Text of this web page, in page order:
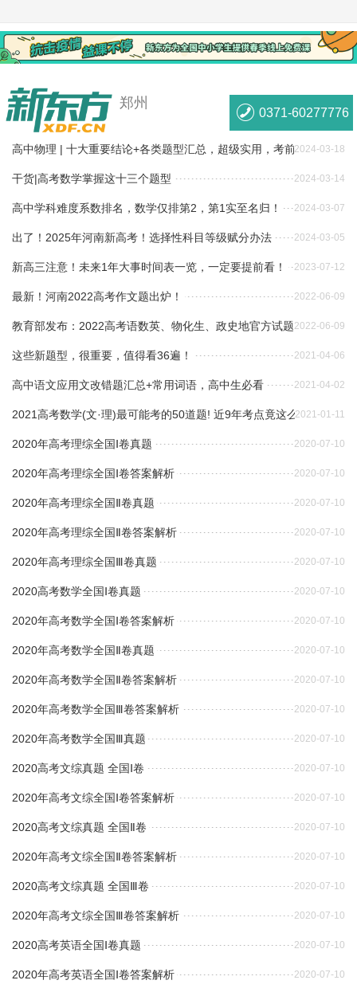
郑州
0371-60277776
高中物理 | 十大重要结论+各类题型汇总，超级实用，考前必看，收
藏！
2024-03-18
干货|高考数学掌握这十三个题型 2024-03-14
高中学科难度系数排名，数学仅排第2，第1实至名归！ 2024-03-07
出了！2025年河南新高考！选择性科目等级赋分办法 2024-03-05
新高三注意！未来1年大事时间表一览，一定要提前看！ 2023-07-12
最新！河南2022高考作文题出炉！ 2022-06-09
教育部发布：2022高考语数英、物化生、政史地官方试题评析！
2022-06-09
这些新题型，很重要，值得看36遍！ 2021-04-06
高中语文应用文改错题汇总+常用词语，高中生必看 2021-04-02
2021高考数学(文·理)最可能考的50道题! 近9年考点竟这么有规律...
2021-01-11
2020年高考理综全国Ⅰ卷真题 2020-07-10
2020年高考理综全国Ⅰ卷答案解析 2020-07-10
2020年高考理综全国Ⅱ卷真题 2020-07-10
2020年高考理综全国Ⅱ卷答案解析 2020-07-10
2020年高考理综全国Ⅲ卷真题 2020-07-10
2020高考数学全国Ⅰ卷真题 2020-07-10
2020年高考数学全国Ⅰ卷答案解析 2020-07-10
2020年高考数学全国Ⅱ卷真题 2020-07-10
2020年高考数学全国Ⅱ卷答案解析 2020-07-10
2020年高考数学全国Ⅲ卷答案解析 2020-07-10
2020年高考数学全国Ⅲ真题 2020-07-10
2020高考文综真题 全国Ⅰ卷 2020-07-10
2020年高考文综全国Ⅰ卷答案解析 2020-07-10
2020高考文综真题 全国Ⅱ卷 2020-07-10
2020年高考文综全国Ⅱ卷答案解析 2020-07-10
2020高考文综真题 全国Ⅲ卷 2020-07-10
2020年高考文综全国Ⅲ卷答案解析 2020-07-10
2020高考英语全国Ⅰ卷真题 2020-07-10
2020年高考英语全国Ⅰ卷答案解析 2020-07-10